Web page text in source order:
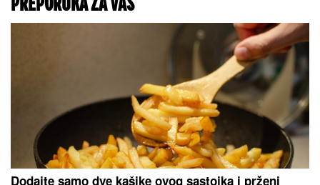
PREPORUKA ZA VAS
Dodajte samo dve kašike ovog sastojka i prženi